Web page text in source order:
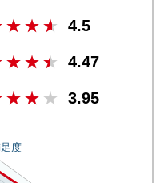
4.5
4.47
3.95